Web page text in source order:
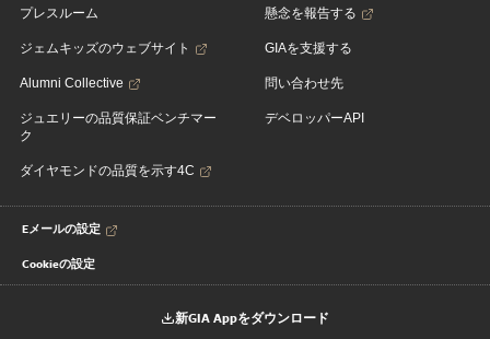
プレスルーム
ジェムキッズのウェブサイト
Alumni Collective
ジュエリーの品質保証ベンチマー
ク
ダイヤモンドの品質を示す4C
懸念を報告する
GIAを支援する
問い合わせ先
デベロッパーAPI
Eメールの設定
Cookieの設定
新GIA Appをダウンロード